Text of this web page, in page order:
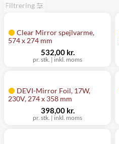
Filtrering
Clear Mirror spejlvarme,
574 x 274 mm
pr. stk. | inkl. moms
532,00 kr.
DEVI-Mirror Foil, 17W,
230V, 274 x 358 mm
pr. stk. | inkl. moms
398,00 kr.